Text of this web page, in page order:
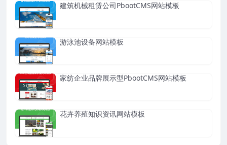
建筑机械租赁公司PbootCMS网站模板
游泳池设备网站模板
家纺企业品牌展示型PbootCMS网站模板
花卉养殖知识资讯网站模板